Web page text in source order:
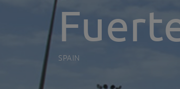
SPAIN